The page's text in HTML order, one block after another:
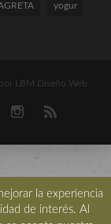
yogur
LBM Diseño Web
la experiencia
de interés. Al